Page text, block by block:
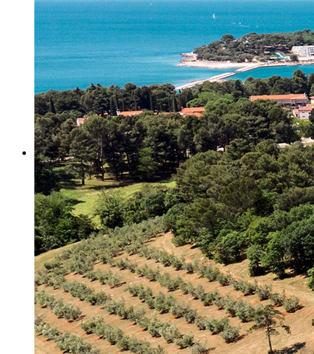
Zavod za poljoprivredu i prehranu
Zavod za ekonomiku i razvoj poljoprivrede
Zavod za turizam
Pokusno poljoprivredno imanje
Zaposlenici
Euraxess
Misija i vizija
Upravno Vijeće
Rad Upravnog vijeća
Znanstveno Vijeće
Rad Znanstvenog vijeća
Etičko povjerenstvo
Etički kodeks
Financiranje
Proračun
Potpore
PROGRAMSKO FINANCIRANJE
Izvještavanje po uredbi
Projekti Instituta
Dialogue4Tourism
REVIVE
WASTEREDUCE
MITOMED+